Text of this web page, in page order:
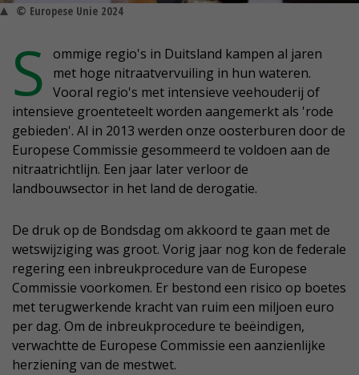
© Europese Unie 2024
S ommige regio's in Duitsland kampen al jaren
met hoge nitraatvervuiling in hun wateren.
Vooral regio's met intensieve veehouderij of
intensieve groenteteelt worden aangemerkt als 'rode
gebieden'. Al in 2013 werden onze oosterburen door de
Europese Commissie gesommeerd te voldoen aan de
nitraatrichtlijn. Een jaar later verloor de
landbouwsector in het land de derogatie.
De druk op de Bondsdag om akkoord te gaan met de
wetswijziging was groot. Vorig jaar nog kon de federale
regering een inbreukprocedure van de Europese
Commissie voorkomen. Er bestond een risico op boetes
met terugwerkende kracht van ruim een miljoen euro
per dag. Om de inbreukprocedure te beëindigen,
verwachtte de Europese Commissie een aanzienlijke
herziening van de mestwet.